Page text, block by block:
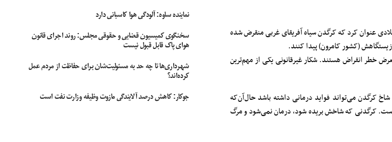
جهانی حفاظت از طبیعت و منابع طبیعی (آی بوسی ان) در سال ۲۰۰۶ میلادی عنوان کرد که کرگدن سیاه آفریقای غربی منقرض شده
(کشور کامرون) پیدا کنند.
خطر انقراض هستند. شکار غیرقانونی یکی از مهم‌ترین
کرگدن می‌تواند فواید درمانی داشته باشد حال‌آن‌که
است. کرگدنی که شاخش بریده شود، درمان نمی‌شود و مرگ
نماینده ساوه: آلودگی هوا کاسبانی دارد
سخنگوی کمیسیون قضایی و حقوقی مجلس: روند اجرای قانون
هوای پاک قابل قبول نیست
شهرداری‌ها تا چه حد به مسئولیت‌شان برای حفاظت از مردم عمل
کرده‌اند؟
جوکار: کاهش درصد آلایندگی مازوت وظیفه وزارت نفت است